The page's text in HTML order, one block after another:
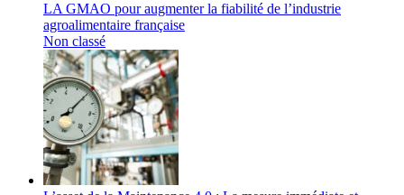
LA GMAO pour augmenter la fiabilité de l’industrie
agroalimentaire française
Non classé